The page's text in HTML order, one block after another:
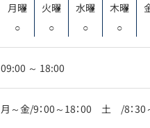
月曜
○
火曜
○
水曜
○
木曜
○
09:00 ～ 18:00
月～金/9：00～18：00 土 /8：30